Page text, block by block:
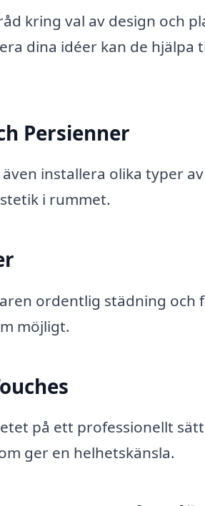
kring val av design och
dina idéer kan de hjälpa
Persienner
installera olika typer
i rummet.
ordentlig städning och
möjligt.
på ett professionellt
ger en helhetskänsla.